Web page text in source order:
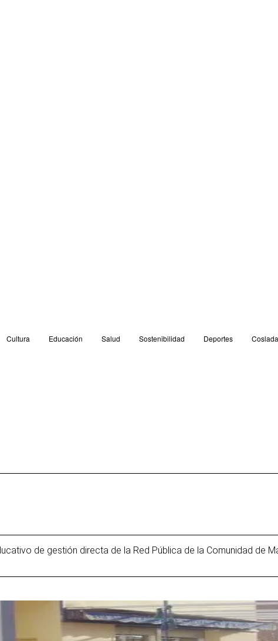
Cultura Educación Salud Sostenibilidad Deportes Coslada
de gestión directa de la Red Pública de la Comunidad de